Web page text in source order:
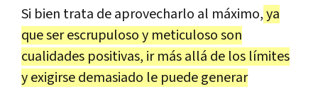
Si bien trata de aprovecharlo al máximo,ya
que ser escrupuloso y meticuloso son
cualidades positivas, ir más allá de los límites
y exigirse demasiado le puede generar